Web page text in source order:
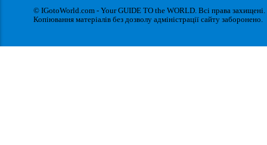
© IGotoWorld.com - Your GUIDE TO the WORLD. Всі права захищені.
Копіювання матеріалів без дозволу адміністрації сайту заборонено.